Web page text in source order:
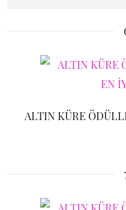
ALTIN KÜRE